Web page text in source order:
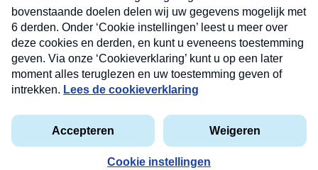
Privacyverklaring
Cookieverklaring
Kwetsbaarheid melden
Copyright © 2026 MAX Vandaag - Omroep MAX
Nieuwsbrief
Neem hier een gratis abonnement op onze
nieuwsbrief. Elke vrijdag- en dinsdagochtend in uw